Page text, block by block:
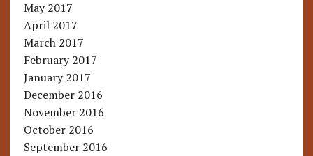
May 2017
April 2017
March 2017
February 2017
January 2017
December 2016
November 2016
October 2016
September 2016